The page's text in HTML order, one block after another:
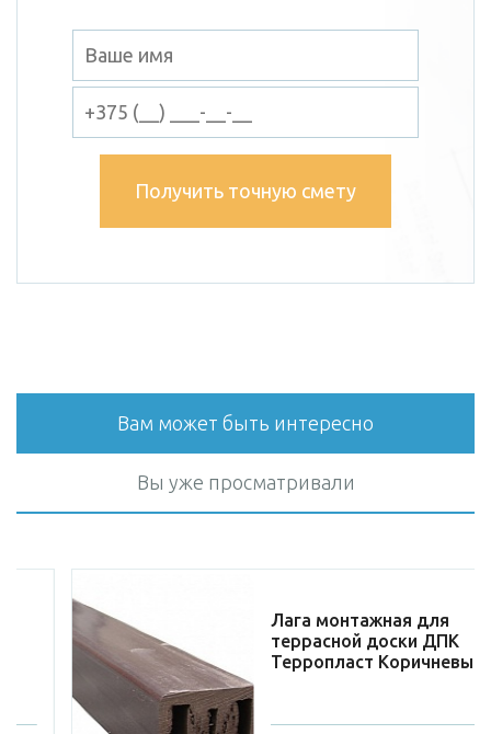
Получить точную смету
Вам может быть интересно
Вы уже просматривали
Лага монтажная для
террасной доски ДПК
Терропласт Коричневый